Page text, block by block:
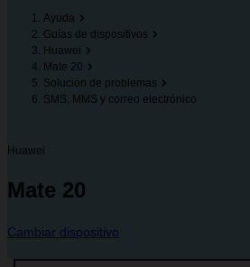
Ayuda
Guías de dispositivos
Huawei
Mate 20
Solución de problemas
SMS, MMS y correo electrónico
Huawei
Mate 20
Cambiar dispositivo